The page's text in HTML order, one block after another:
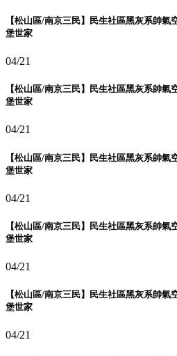
【松山區/南京三民】民生社區黑灰系帥
堡世家
04/21
【松山區/南京三民】民生社區黑灰系帥
堡世家
04/21
【松山區/南京三民】民生社區黑灰系帥
堡世家
04/21
【松山區/南京三民】民生社區黑灰系帥
堡世家
04/21
【松山區/南京三民】民生社區黑灰系帥
堡世家
04/21